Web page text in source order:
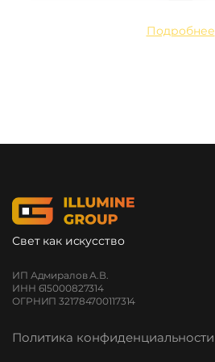
Подробнее
Свет как искусство
ИП Адмиралов А.В.
ИНН 615000827314
ОГРНИП 321784700117314
Политика конфиденциальности